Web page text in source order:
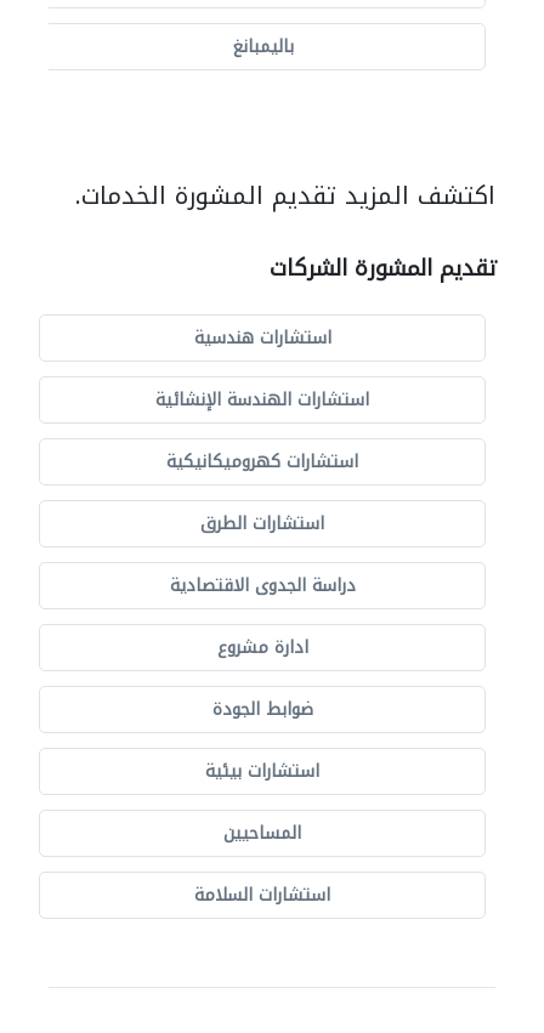
باليمبانغ
اكتشف المزيد تقديم المشورة الخدمات.
تقديم المشورة الشركات
استشارات هندسية
استشارات الهندسة الإنشائية
استشارات كهروميكانيكية
استشارات الطرق
دراسة الجدوى الاقتصادية
ادارة مشروع
ضوابط الجودة
استشارات بيئية
المساحيين
استشارات السلامة